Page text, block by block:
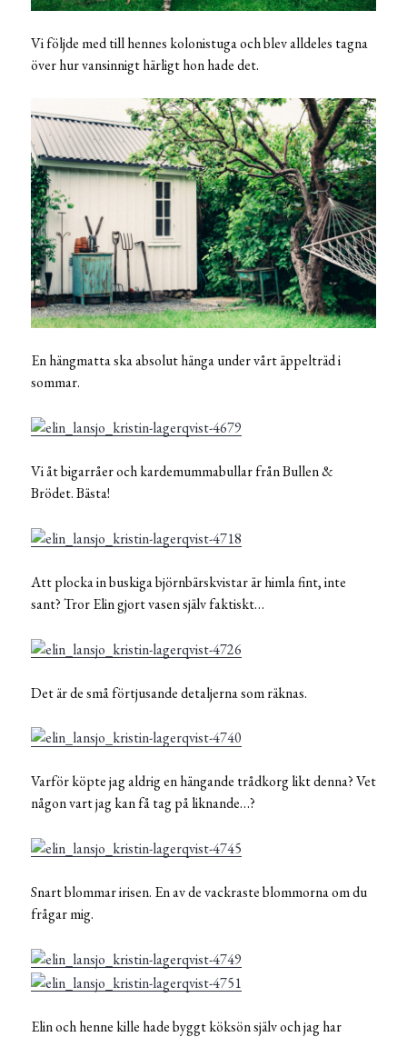
Vi följde med till hennes kolonistuga och blev alldeles tagna
över hur vansinnigt härligt hon hade det.
En hängmatta ska absolut hänga under vårt äppelträd i
sommar.
Vi åt bigarråer och kardemummabullar från Bullen &
Brödet. Bästa!
Att plocka in buskiga björnbärskvistar är himla fint, inte
sant? Tror Elin gjort vasen själv faktiskt…
Det är de små förtjusande detaljerna som räknas.
Varför köpte jag aldrig en hängande trådkorg likt denna? Vet
någon vart jag kan få tag på liknande…?
Snart blommar irisen. En av de vackraste blommorna om du
frågar mig.
Elin och henne kille hade byggt köksön själv och jag har